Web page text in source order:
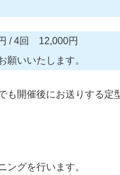
/ 4回 12,000円
いいたします。
開催後にお送りする定
グを行います。